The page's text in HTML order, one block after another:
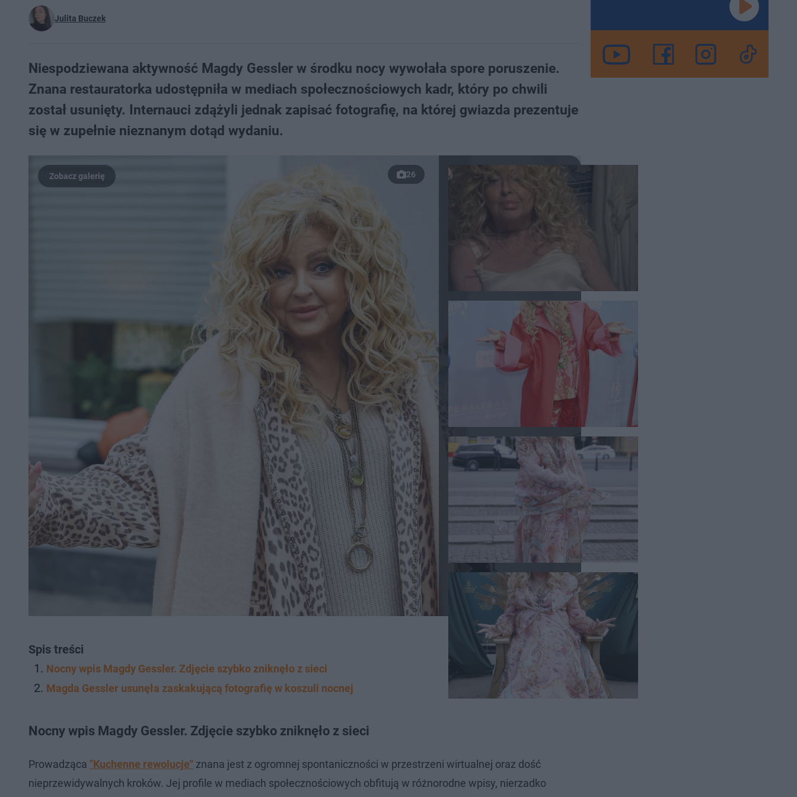
Julita Buczek
Niespodziewana aktywność Magdy Gessler w środku nocy wywołała spore poruszenie.
Znana restauratorka udostępniła w mediach społecznościowych kadr, który po chwili
został usunięty. Internauci zdążyli jednak zapisać fotografię, na której gwiazda prezentuje
się w zupełnie nieznanym dotąd wydaniu.
26
Spis treści
Nocny wpis Magdy Gessler. Zdjęcie szybko zniknęło z sieci
Magda Gessler usunęła zaskakującą fotografię w koszuli nocnej
Nocny wpis Magdy Gessler. Zdjęcie szybko zniknęło z sieci
Prowadząca "Kuchenne rewolucje" znana jest z ogromnej spontaniczności w przestrzeni wirtualnej oraz dość
nieprzewidywalnych kroków. Jej profile w mediach społecznościowych obfitują w różnorodne wpisy, nierzadko